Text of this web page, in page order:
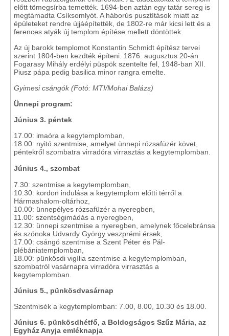
előtt tömegsírba temették. 1694-ben aztán egy tatár sereg is
megtámadta Csíksomlyót. A háborús pusztítások miatt az
épületeket rendre újjáépítették, de 1802-re már kicsi lett és a
ferences atyák új templom építése mellett döntöttek.
Az új barokk templomot Konstantin Schmidt építész tervei
szerint 1804-ben kezdték építeni. 1876. augusztus 20-án
Fogarasy Mihály erdélyi püspök szentelte fel, 1948-ban XII.
Piusz pápa pedig basilica minor rangra emelte.
Gyimesi csángók (Fotó: MTI/Mohai Balázs)
Ünnepi program:
Június 3. péntek
17.00: imaóra a kegytemplomban,
18.00: nyitó szentmise, amelyet ünnepi rózsafüzér követ,
péntekről szombatra virradóra virrasztás a kegytemplomban.
Június 4., szombat
7.30: szentmise a kegytemplomban,
10.30: kordon indulása a kegytemplom előtti térről a
Hármashalom-oltárhoz,
10.00: ünnepélyes rózsafüzér a nyeregben,
11.00: szentségimádás a nyeregben,
12.30: ünnepi szentmise a nyeregben, amelynek főcelebránsa
és szónoka Udvardy György veszprémi érsek,
17.00: csángó szentmise a Szent Péter és Pál-
plébániatemplomban,
18.00: pünkösdi vigília szentmise a kegytemplomban,
szombatról vasárnapra virradóra virrasztás a
kegytemplomban.
Június 5., pünkösdvasárnap
Szentmisék a kegytemplomban: 7.00, 8.00, 10.30 és 18.00.
Június 6. pünkösdhétfő, a Boldogságos Szűz Mária, az
Egyház Anyja emléknapja